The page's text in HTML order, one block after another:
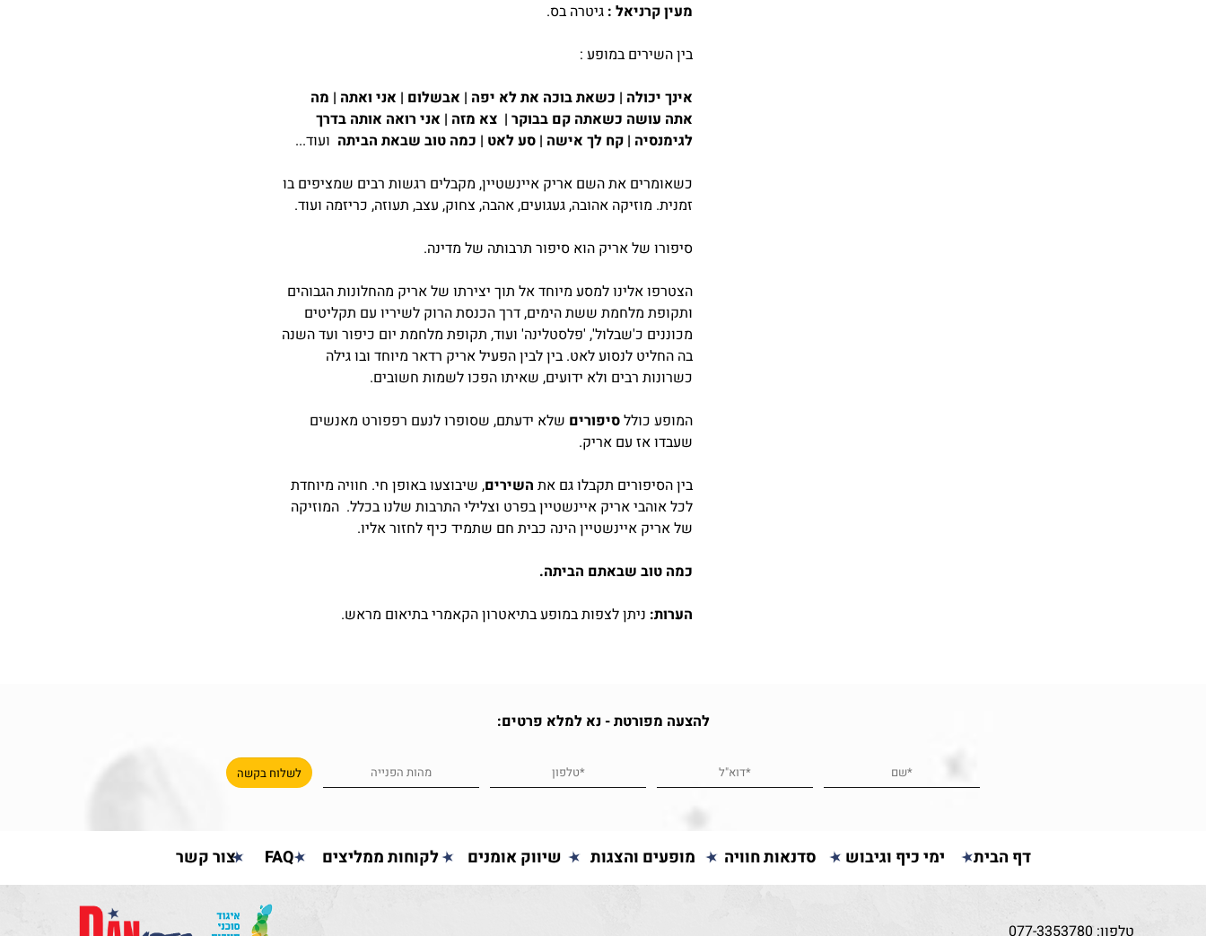
מעין קרניאל : גיטרה בס.
​בין השירים במופע :
אינך יכולה | כשאת בוכה את לא יפה | אבשלום | אני ואתה | מה
אתה עושה כשאתה קם בבוקר | צא מזה | אני רואה אותה בדרך
לגימנסיה | קח לך אישה | סע לאט | כמה טוב שבאת הביתה ועוד...
כשאומרים את השם אריק איינשטיין, מקבלים רגשות רבים שמציפים בו
זמנית. מוזיקה אהובה, געגועים, אהבה, צחוק, עצב, תעוזה, כריזמה ועוד.
סיפורו של אריק הוא סיפור תרבותה של מדינה.
הצטרפו אלינו למסע מיוחד אל תוך יצירתו של אריק מהחלונות הגבוהים
ותקופת מלחמת ששת הימים, דרך הכנסת הרוק לשיריו עם תקליטים
מכוננים כ'שבלול', 'פלסטלינה' ועוד, תקופת מלחמת יום כיפור ועד השנה
בה החליט לנסוע לאט. בין לבין הפעיל אריק רדאר מיוחד ובו גילה
כשרונות רבים ולא ידועים, שאיתו הפכו לשמות חשובים.
המופע כוללסיפורים שלא ידעתם, שסופרו לנעם רפפורט מאנשים
שעבדו אז עם אריק.
בין הסיפורים תקבלו גם את השירים, שיבוצעו באופן חי. חוויה מיוחדת
לכל אוהבי אריק איינשטיין בפרט וצלילי התרבות שלנו בכלל. המוזיקה
של אריק איינשטיין הינה כבית חם שתמיד כיף לחזור אליו.
כמה טוב שבאתם הביתה.
הערות: ניתן לצפות במופע בתיאטרון הקאמרי בתיאום מראש.
להצעה מפורטת - נא למלא פרטים:
דף הבית ימי כיף וגיבוש סדנאות חוויה מופעים והצגות שיווק אומנים לקוחות ממליצים FAQ צור קשר